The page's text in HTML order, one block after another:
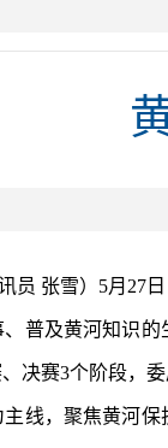
讯员 张雪）5月
决赛3个阶段，